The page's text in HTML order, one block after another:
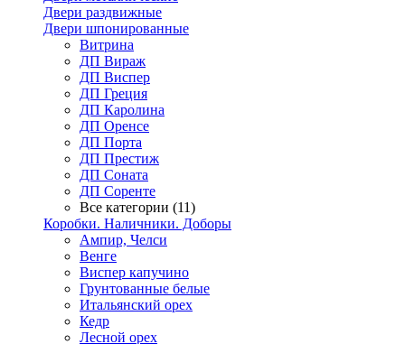
Двери раздвижные
Двери шпонированные
Витрина
ДП Вираж
ДП Виспер
ДП Греция
ДП Каролина
ДП Оренсе
ДП Порта
ДП Престиж
ДП Соната
ДП Соренте
Все категории (11)
Коробки. Наличники. Доборы
Ампир, Челси
Венге
Виспер капучино
Грунтованные белые
Итальянский орех
Кедр
Лесной орех